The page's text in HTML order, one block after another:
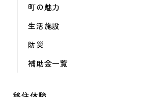
町の魅力
生活施設
防災
補助金一覧